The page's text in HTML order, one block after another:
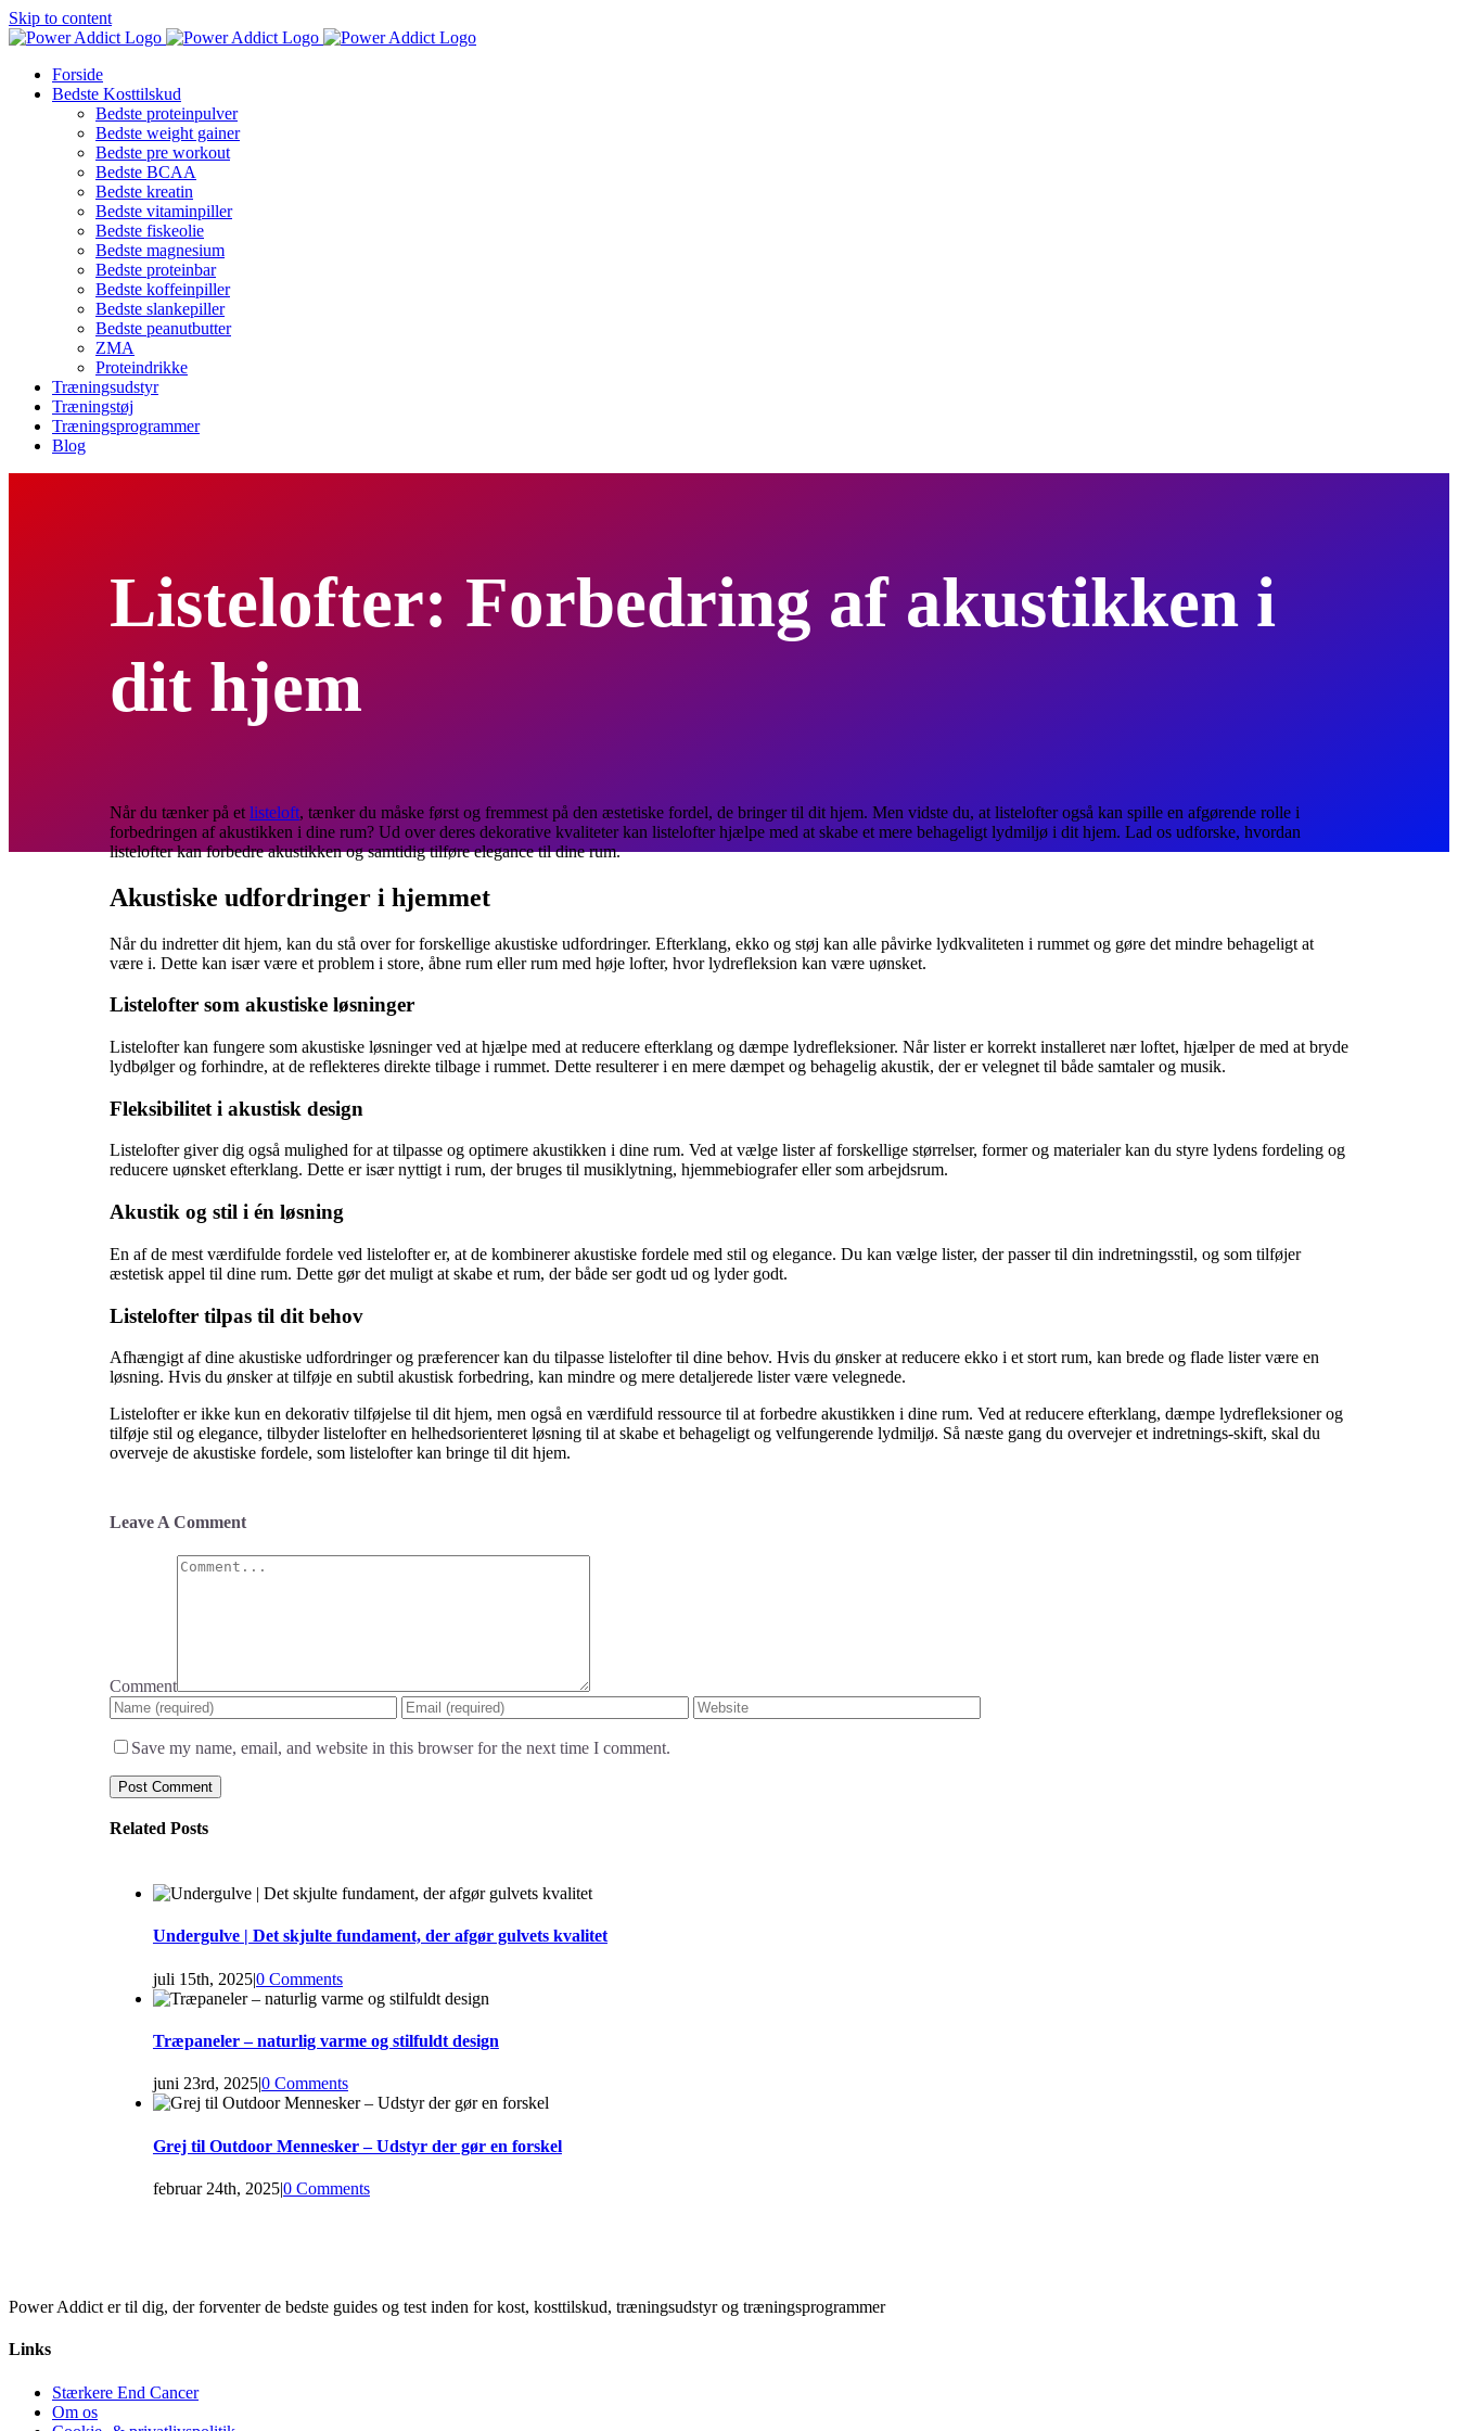
Skip to content
Forside
Bedste Kosttilskud
Bedste proteinpulver
Bedste weight gainer
Bedste pre workout
Bedste BCAA
Bedste kreatin
Bedste vitaminpiller
Bedste fiskeolie
Bedste magnesium
Bedste proteinbar
Bedste koffeinpiller
Bedste slankepiller
Bedste peanutbutter
ZMA
Proteindrikke
Træningsudstyr
Træningstøj
Træningsprogrammer
Blog
Listelofter: Forbedring af akustikken i
dit hjem
Når du tænker på et listeloft, tænker du måske først og fremmest på den æstetiske fordel, de bringer til dit hjem. Men vidste du, at listelofter også kan spille en afgørende rolle i
forbedringen af akustikken i dine rum? Ud over deres dekorative kvaliteter kan listelofter hjælpe med at skabe et mere behageligt lydmiljø i dit hjem. Lad os udforske, hvordan
listelofter kan forbedre akustikken og samtidig tilføre elegance til dine rum.
Akustiske udfordringer i hjemmet
Når du indretter dit hjem, kan du stå over for forskellige akustiske udfordringer. Efterklang, ekko og støj kan alle påvirke lydkvaliteten i rummet og gøre det mindre behageligt at
være i. Dette kan især være et problem i store, åbne rum eller rum med høje lofter, hvor lydrefleksion kan være uønsket.
Listelofter som akustiske løsninger
Listelofter kan fungere som akustiske løsninger ved at hjælpe med at reducere efterklang og dæmpe lydrefleksioner. Når lister er korrekt installeret nær loftet, hjælper de med at bryde
lydbølger og forhindre, at de reflekteres direkte tilbage i rummet. Dette resulterer i en mere dæmpet og behagelig akustik, der er velegnet til både samtaler og musik.
Fleksibilitet i akustisk design
Listelofter giver dig også mulighed for at tilpasse og optimere akustikken i dine rum. Ved at vælge lister af forskellige størrelser, former og materialer kan du styre lydens fordeling og
reducere uønsket efterklang. Dette er især nyttigt i rum, der bruges til musiklytning, hjemmebiografer eller som arbejdsrum.
Akustik og stil i én løsning
En af de mest værdifulde fordele ved listelofter er, at de kombinerer akustiske fordele med stil og elegance. Du kan vælge lister, der passer til din indretningsstil, og som tilføjer
æstetisk appel til dine rum. Dette gør det muligt at skabe et rum, der både ser godt ud og lyder godt.
Listelofter tilpas til dit behov
Afhængigt af dine akustiske udfordringer og præferencer kan du tilpasse listelofter til dine behov. Hvis du ønsker at reducere ekko i et stort rum, kan brede og flade lister være en
løsning. Hvis du ønsker at tilføje en subtil akustisk forbedring, kan mindre og mere detaljerede lister være velegnede.
Listelofter er ikke kun en dekorativ tilføjelse til dit hjem, men også en værdifuld ressource til at forbedre akustikken i dine rum. Ved at reducere efterklang, dæmpe lydrefleksioner og
tilføje stil og elegance, tilbyder listelofter en helhedsorienteret løsning til at skabe et behageligt og velfungerende lydmiljø. Så næste gang du overvejer et indretnings-skift, skal du
overveje de akustiske fordele, som listelofter kan bringe til dit hjem.
Leave A Comment
Comment
Save my name, email, and website in this browser for the next time I comment.
Related Posts
Undergulve | Det skjulte fundament, der afgør gulvets kvalitet
juli 15th, 2025|0 Comments
Træpaneler – naturlig varme og stilfuldt design
juni 23rd, 2025|0 Comments
Grej til Outdoor Mennesker – Udstyr der gør en forskel
februar 24th, 2025|0 Comments
Power Addict er til dig, der forventer de bedste guides og test inden for kost, kosttilskud, træningsudstyr og træningsprogrammer
Links
Stærkere End Cancer
Om os